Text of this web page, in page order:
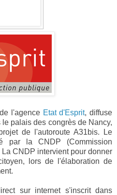
l'agence Etat d'Esprit, diffuse
palais des congrès de Nancy,
de l'autoroute A31bis. Le
par la CNDP (Commission
CNDP intervient pour donner
lors de l'élaboration de
sur internet s'inscrit dans